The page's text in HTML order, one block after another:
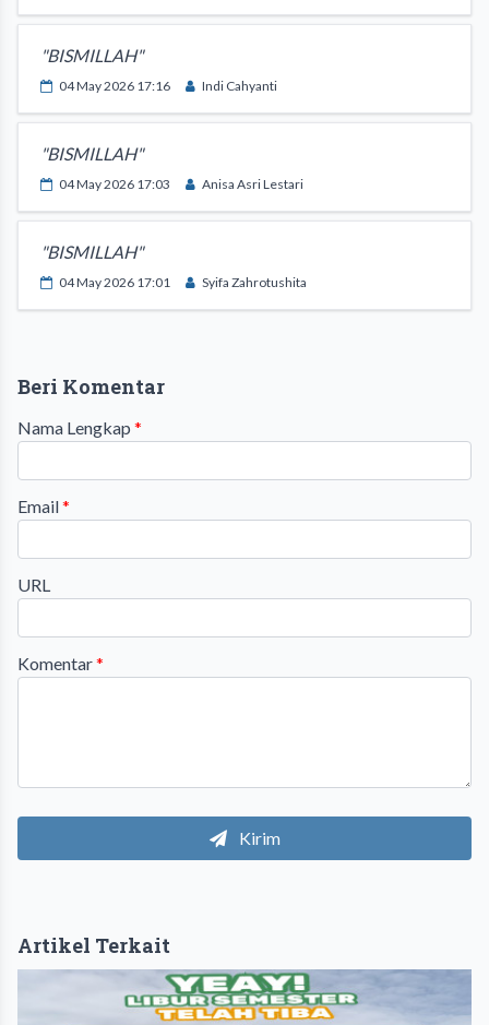
"BISMILLAH"
04 May 2026 17:16 Indi Cahyanti
"BISMILLAH"
04 May 2026 17:03 Anisa Asri Lestari
"BISMILLAH"
04 May 2026 17:01 Syifa Zahrotushita
Beri Komentar
Nama Lengkap *
Email*
URL
Komentar*
Kirim
Artikel Terkait